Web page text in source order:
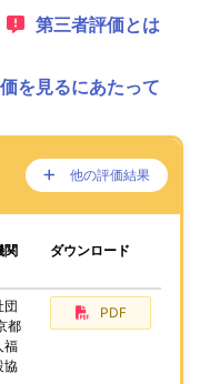
1：
第三者評価とは
を見るにあたって
以上です。
リアです。
ここに過去の公表
他の評価結果
が、あります。
でダウンロードするこ
関 ダウンロード
団
都
福
協
PDF